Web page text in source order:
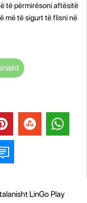
të përmirësoni aftësitë
më të sigurt të flisni në
LinGo Play